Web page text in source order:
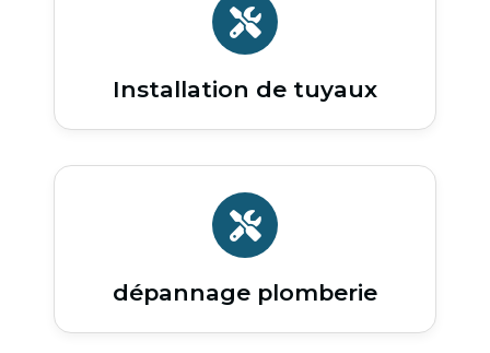
Installation de tuyaux
dépannage plomberie